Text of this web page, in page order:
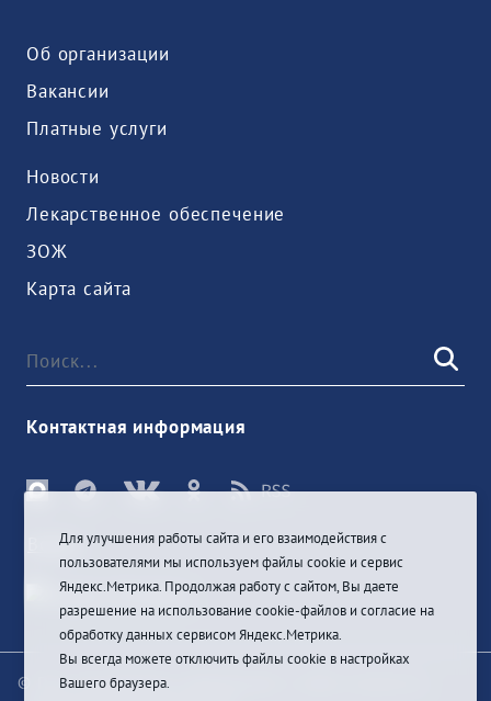
Об организации
Вакансии
Платные услуги
Новости
Лекарственное обеспечение
ЗОЖ
Карта сайта
Контактная информация
Войти
© При цитировании информации с сайта ссылка на
Для улучшения работы сайта и его взаимодействия с
пользователями мы используем файлы cookie и сервис
Яндекс.Метрика. Продолжая работу с сайтом, Вы даете
разрешение на использование cookie-файлов и согласие на
обработку данных сервисом Яндекс.Метрика.
Вы всегда можете отключить файлы cookie в настройках
Вашего браузера.